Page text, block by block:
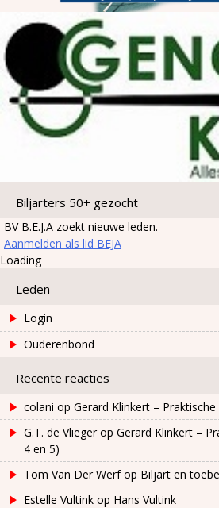
Biljarters 50+ gezocht
BV B.E.J.A zoekt nieuwe leden.
Aanmelden als lid BEJA
Loading
Leden
Login
Ouderenbond
Recente reacties
colani op Gerard Klinkert –
G.T. de Vliegerop Gerard Klinkert –
4 en 5)
Tom Van Der Werfop Biljart en
Estelle Vultink op Hans Vultink